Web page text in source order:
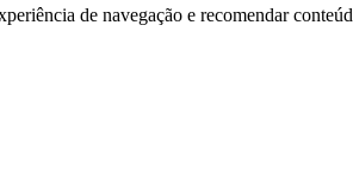
de navegação e recomendar